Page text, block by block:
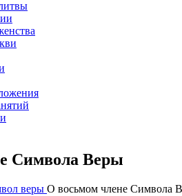
Символа Веры
веры О восьмом члене Символа